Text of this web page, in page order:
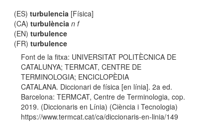
(ES)turbulencia [Física]
(CA)turbulència n f
(EN)turbulence
(FR)turbulence
Font de la fitxa: UNIVERSITAT POLITÈCNICA DE
CATALUNYA; TERMCAT, CENTRE DE
TERMINOLOGIA; ENCICLOPÈDIA
CATALANA. Diccionari de física [en línia]. 2a ed.
Barcelona: TERMCAT, Centre de Terminologia, cop.
2019. (Diccionaris en Línia) (Ciència i Tecnologia)
https://www.termcat.cat/ca/diccionaris-en-linia/149